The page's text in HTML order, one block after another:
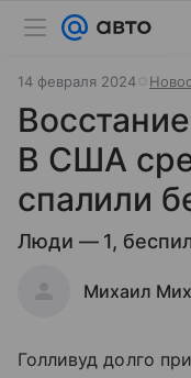
14 февраля 2024
В США
спалили
Люди — 1,
Михаил
Голливуд долго